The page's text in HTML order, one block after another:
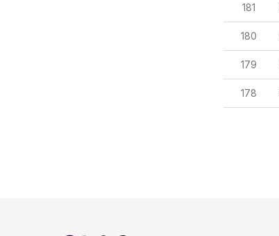
181
180
179
178